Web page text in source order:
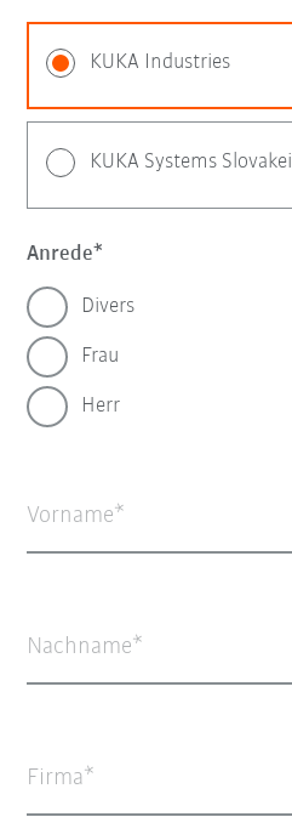
KUKA Industries
KUKA Systems Slovakei
Anrede
Divers
Frau
Herr
Vorname
Nachname
Firma